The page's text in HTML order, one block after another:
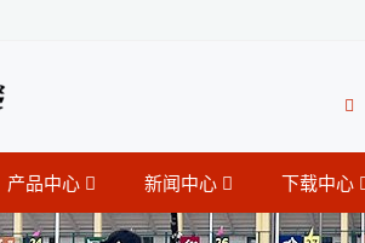
产品中心 新闻中心 下载中心